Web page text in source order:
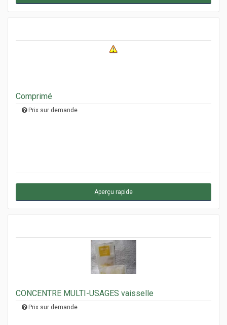
Comprimé
Prix sur demande
Aperçu rapide
CONCENTRE MULTI-USAGES vaisselle
Prix sur demande